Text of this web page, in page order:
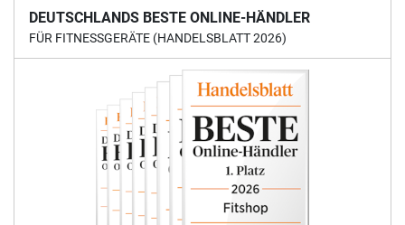
DEUTSCHLANDS BESTE ONLINE-HÄNDLER
FÜR FITNESSGERÄTE (HANDELSBLATT 2026)